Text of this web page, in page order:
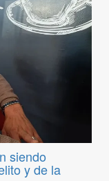
siendo
y de la